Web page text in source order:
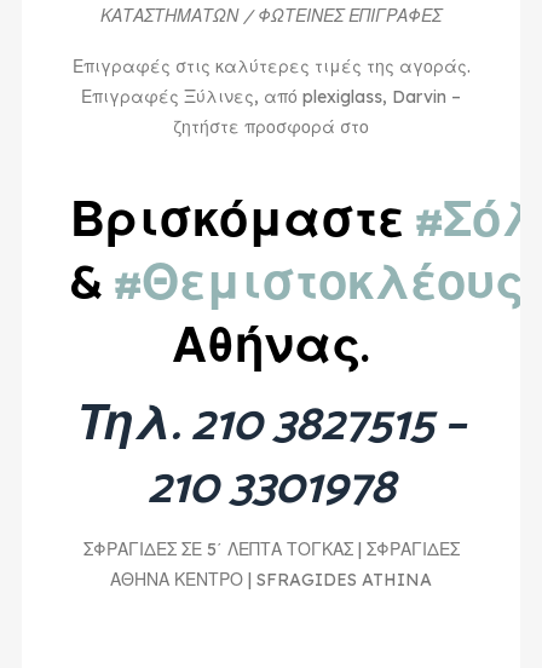
ΚΑΤΑΣΤΗΜΑΤΩΝ / ΦΩΤΕΙΝΕΣ ΕΠΙΓΡΑΦΕΣ
Επιγραφές στις καλύτερες τιμές της αγοράς.
Επιγραφές Ξύλινες, από plexiglass, Darvin –
ζητήστε προσφορά στο
Βρισκόμαστε
&#Θεμιστοκλέους
Αθήνας.
Τηλ. 210 3827515 –
210 3301978
ΣΦΡΑΓΙΔΕΣ ΣΕ 5΄ ΛΕΠΤΑ ΤΟΓΚΑΣ | ΣΦΡΑΓΙΔΕΣ
ΑΘΗΝΑ ΚΕΝΤΡΟ | SFRAGIDES ATHINA